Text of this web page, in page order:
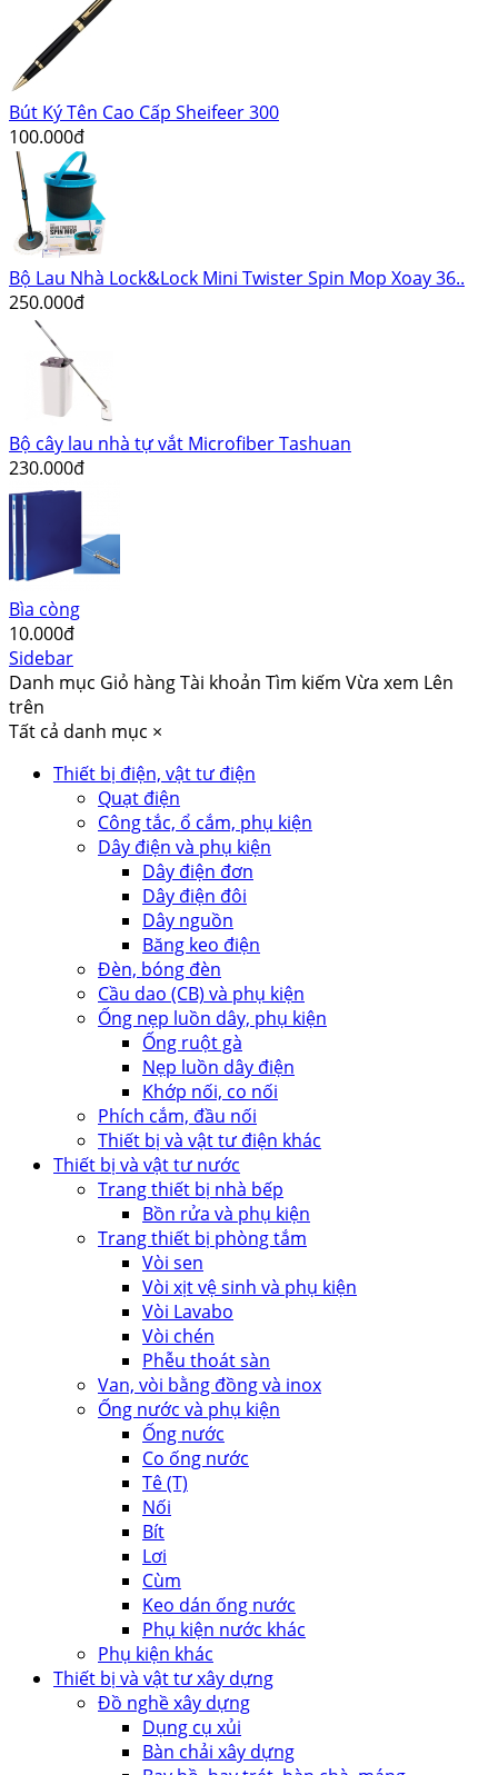
Bút Ký Tên Cao Cấp Sheifeer 300
100.000đ
Bộ Lau Nhà Lock&Lock Mini Twister Spin Mop Xoay 36..
250.000đ
Bộ cây lau nhà tự vắt Microfiber Tashuan
230.000đ
Bìa còng
10.000đ
Sidebar
Danh mục Giỏ hàngTài khoản Tìm kiếm Vừa xem Lên
trên
Tất cả danh mục ×
Thiết bị điện, vật tư điện
Quạt điện
Công tắc, ổ cắm, phụ kiện
Dây điện và phụ kiện
Dây điện đơn
Dây điện đôi
Dây nguồn
Băng keo điện
Đèn, bóng đèn
Cầu dao (CB) và phụ kiện
Ống nẹp luồn dây, phụ kiện
Ống ruột gà
Nẹp luồn dây điện
Khớp nối, co nối
Phích cắm, đầu nối
Thiết bị và vật tư điện khác
Thiết bị và vật tư nước
Trang thiết bị nhà bếp
Bồn rửa và phụ kiện
Trang thiết bị phòng tắm
Vòi sen
Vòi xịt vệ sinh và phụ kiện
Vòi Lavabo
Vòi chén
Phễu thoát sàn
Van, vòi bằng đồng và inox
Ống nước và phụ kiện
Ống nước
Co ống nước
Tê (T)
Nối
Bít
Lơi
Cùm
Keo dán ống nước
Phụ kiện nước khác
Phụ kiện khác
Thiết bị và vật tư xây dựng
Đồ nghề xây dựng
Dụng cụ xủi
Bàn chải xây dựng